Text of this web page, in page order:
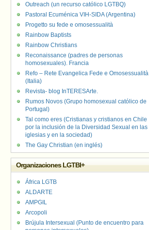
Outreach (un recurso católico LGTBQ)
Pastoral Ecuménica VIH-SIDA (Argentina)
Progetto su fede e omosessualità
Rainbow Baptists
Rainbow Christians
Reconaissance (padres de personas
homosexuales). Francia
Refo – Rete Evangelica Fede e Omosessualità
(Italia)
Revista- blog InTERESArte.
Rumos Novos (Grupo homosexual católico de
Portugal)
Tal como eres (Cristianas y cristianos en Chile
por la inclusión de la Diversidad Sexual en las
iglesias y en la sociedad)
The Gay Christian (en inglés)
Organizaciones LGTBI+
África LGTB
ALDARTE
AMPGIL
Arcopoli
Brújula Intersexual (Punto de encuentro para